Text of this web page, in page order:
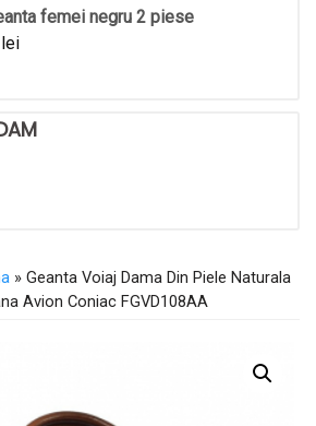
femei negru 2 piese
lei
» Geanta Voiaj Dama Din Piele Naturala
Avion Coniac FGVD108AA